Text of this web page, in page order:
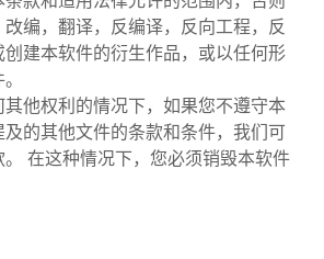
编，翻译，反编译，反向工程，反
创建本软件的衍生作品，或以任何形
他权利的情况下，如果您不遵守本
的其他文件的条款和条件，我们可
。 在这种情况下，您必须销毁本软件